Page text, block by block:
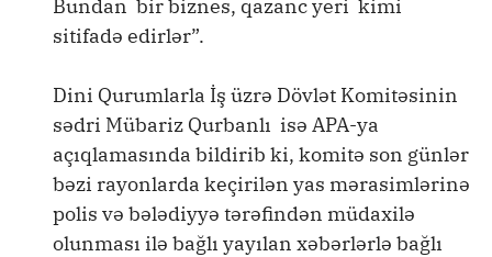
Bundan bir biznes, qazanc yeri kimi
sitifadə edirlər”.
Dini Qurumlarla İş üzrə Dövlət Komitəsinin
sədri Mübariz Qurbanlı isə APA-ya
açıqlamasında bildirib ki, komitə son günlər
bəzi rayonlarda keçirilən yas mərasimlərinə
polis və bələdiyyə tərəfindən müdaxilə
olunması ilə bağlı yayılan xəbərlərlə bağlı